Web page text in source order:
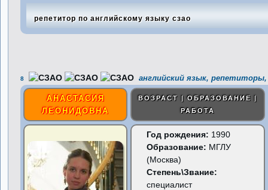
репетитор по английскому языку сзао
8 английский язык, репетиторы,
АНАСТАСИЯ
ЛЕОНИДОВНА
ВОЗРАСТ | ОБРАЗОВАНИЕ |
РАБОТА
Год рождения: 1990
Образование: МГЛУ
(Москва)
Степень\Звание:
специалист